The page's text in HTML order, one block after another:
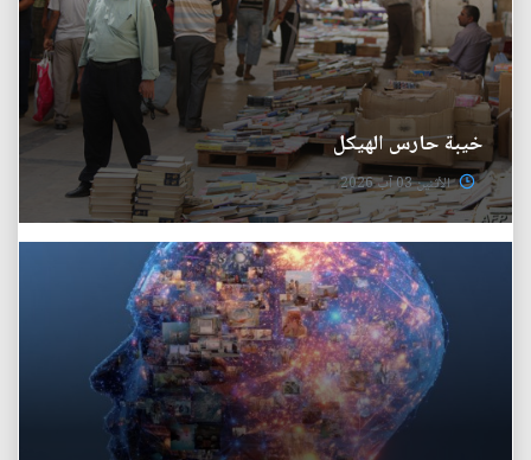
خيبة حارس الهيكل
الأثنين 03 آب 2026